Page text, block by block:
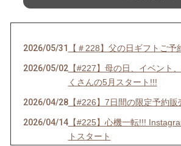
2026/05/31 【＃228】父の日ギフトご
2026/05/02【#227】母の日、イベント
くさんの5月スタート!!!
2026/04/28【#226】7日間の限定予約販
2026/04/14【#225】心機一転!!!
トスタート